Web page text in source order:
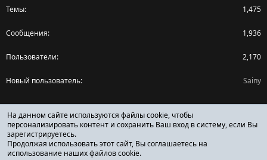
Темы 1,475
Сообщения 1,936
Пользователи 2,170
Новый пользователь Sainy
Поделиться страницей
Facebook
X (Twitter)
Reddit
На данном сайте используются файлы cookie, чтобы
персонализировать контент и сохранить Ваш вход в систему, если Вы
зарегистрируетесь.
Продолжая использовать этот сайт, Вы соглашаетесь на
использование наших файлов cookie.